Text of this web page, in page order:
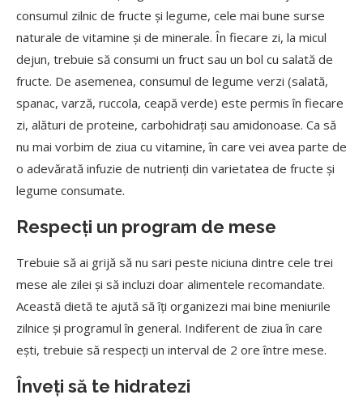
consumul zilnic de fructe și legume, cele mai bune surse
naturale de vitamine și de minerale. În fiecare zi, la micul
dejun, trebuie să consumi un fruct sau un bol cu salată de
fructe. De asemenea, consumul de legume verzi (salată,
spanac, varză, ruccola, ceapă verde) este permis în fiecare
zi, alături de proteine, carbohidrați sau amidonoase. Ca să
nu mai vorbim de ziua cu vitamine, în care vei avea parte de
o adevărată infuzie de nutrienți din varietatea de fructe și
legume consumate.
Respecți un program de mese
Trebuie să ai grijă să nu sari peste niciuna dintre cele trei
mese ale zilei și să incluzi doar alimentele recomandate.
Această dietă te ajută să îți organizezi mai bine meniurile
zilnice și programul în general. Indiferent de ziua în care
ești, trebuie să respecți un interval de 2 ore între mese.
Înveți să te hidratezi